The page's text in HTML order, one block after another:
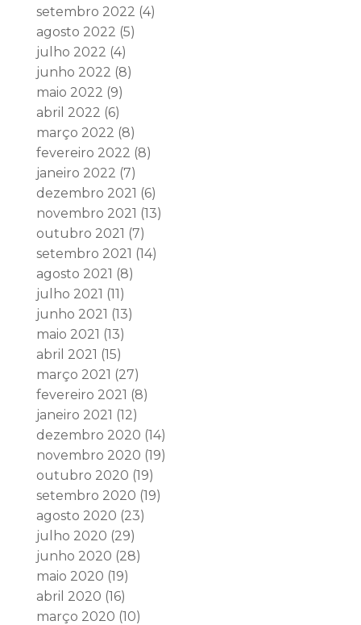
setembro 2022 (4)
agosto 2022 (5)
julho 2022 (4)
junho 2022 (8)
maio 2022 (9)
abril 2022 (6)
março 2022 (8)
fevereiro 2022 (8)
janeiro 2022 (7)
dezembro 2021 (6)
novembro 2021 (13)
outubro 2021 (7)
setembro 2021 (14)
agosto 2021 (8)
julho 2021 (11)
junho 2021 (13)
maio 2021 (13)
abril 2021 (15)
março 2021 (27)
fevereiro 2021 (8)
janeiro 2021 (12)
dezembro 2020 (14)
novembro 2020 (19)
outubro 2020 (19)
setembro 2020 (19)
agosto 2020 (23)
julho 2020 (29)
junho 2020 (28)
maio 2020 (19)
abril 2020 (16)
março 2020 (10)